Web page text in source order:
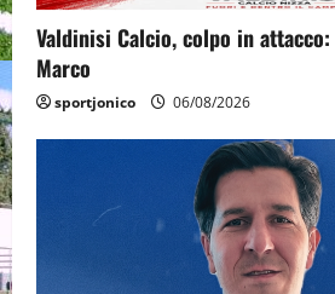
Valdinisi Calcio, colpo in
Marco
sportjonico 06/08/2026